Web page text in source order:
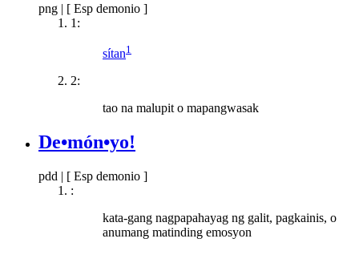
png | [ Esp demonio ]
1:
sítan1
2:
tao na malupit o mapangwasak
De•món•yo!
pdd | [ Esp demonio ]
:
kata-gang nagpapahayag ng galit, pagkainis, o
anumang matinding emosyon